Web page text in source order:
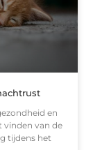
en
vinden van de
tijdens het